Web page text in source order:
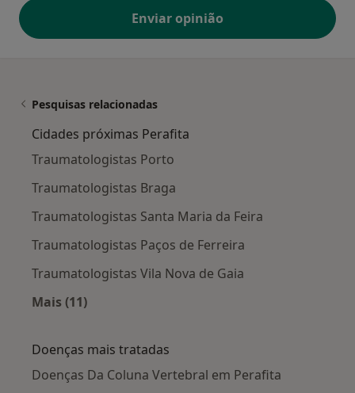
Enviar opinião
Pesquisas relacionadas
Cidades próximas Perafita
Traumatologistas Porto
Traumatologistas Braga
Traumatologistas Santa Maria da Feira
Traumatologistas Paços de Ferreira
Traumatologistas Vila Nova de Gaia
Mais (11)
Doenças mais tratadas
Doenças Da Coluna Vertebral em Perafita